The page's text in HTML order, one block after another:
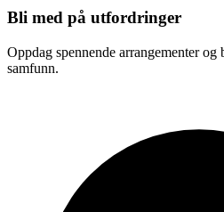
Bli med på utfordringer
Oppdag spennende arrangementer
samfunn.